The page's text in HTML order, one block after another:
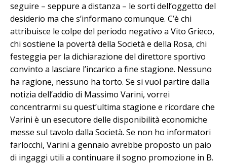
seguire – seppure a distanza – le sorti dell’oggetto del
desiderio ma che s’informano comunque. C’è chi
attribuisce le colpe del periodo negativo a Vito Grieco,
chi sostiene la povertà della Società e della Rosa, chi
festeggia per la dichiarazione del direttore sportivo
convinto a lasciare l’incarico a fine stagione. Nessuno
ha ragione, nessuno ha torto. Se si vuol partire dalla
notizia dell’addio di Massimo Varini, vorrei
concentrarmi su quest’ultima stagione e ricordare che
Varini è un esecutore delle disponibilità economiche
messe sul tavolo dalla Società. Se non ho informatori
farlocchi, Varini a gennaio avrebbe proposto un paio
di ingaggi utili a continuare il sogno promozione in B.